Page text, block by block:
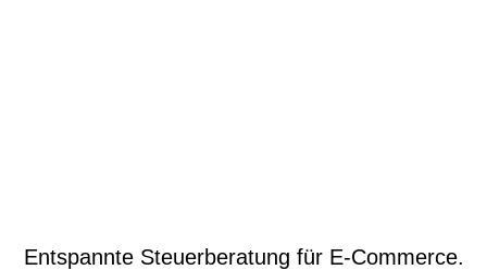
Entspannte Steuerberatung für E-Commerce.